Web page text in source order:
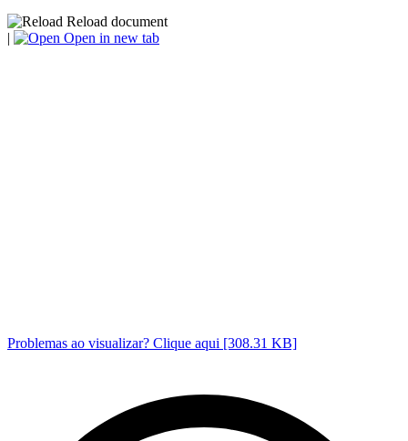
Reload document
|
Open in new tab
Problemas ao visualizar? Clique aqui [308.31 KB]